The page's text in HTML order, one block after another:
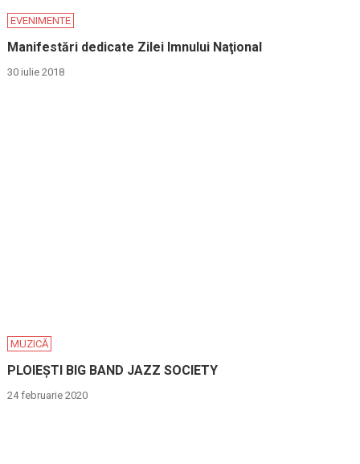
EVENIMENTE
Manifestări dedicate Zilei Imnului Naţional
30 iulie 2018
MUZICĂ
PLOIEȘTI BIG BAND JAZZ SOCIETY
24 februarie 2020